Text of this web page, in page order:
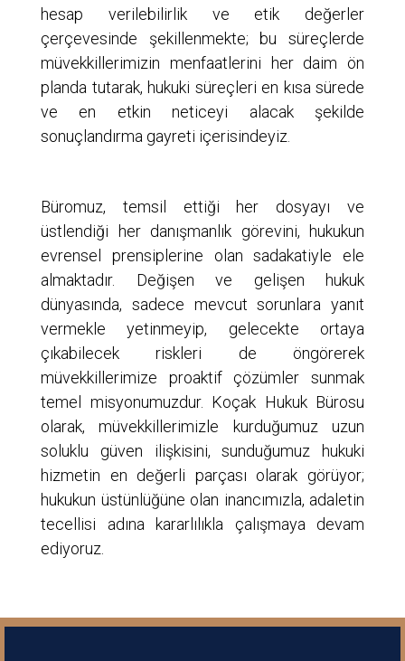
hesap verilebilirlik ve etik değerler
çerçevesinde şekillenmekte; bu süreçlerde
müvekkillerimizin menfaatlerini her daim ön
planda tutarak, hukuki süreçleri en kısa sürede
ve en etkin neticeyi alacak şekilde
sonuçlandırma gayreti içerisindeyiz.
Büromuz, temsil ettiği her dosyayı ve
üstlendiği her danışmanlık görevini, hukukun
evrensel prensiplerine olan sadakatiyle ele
almaktadır. Değişen ve gelişen hukuk
dünyasında, sadece mevcut sorunlara yanıt
vermekle yetinmeyip, gelecekte ortaya
çıkabilecek riskleri de öngörerek
müvekkillerimize proaktif çözümler sunmak
temel misyonumuzdur. Koçak Hukuk Bürosu
olarak, müvekkillerimizle kurduğumuz uzun
soluklu güven ilişkisini, sunduğumuz hukuki
hizmetin en değerli parçası olarak görüyor;
hukukun üstünlüğüne olan inancımızla, adaletin
tecellisi adına kararlılıkla çalışmaya devam
ediyoruz.